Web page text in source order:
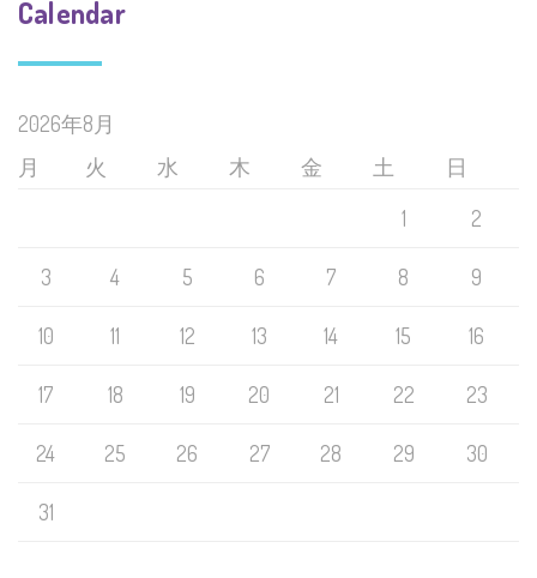
Calendar
2026年8月
月
火 水 木 金 土
日
1
2
3 4 5 6 7 8 9
10 11 12 13 14 15 16
17 18 19 20 21 22 23
24 25 26 27 28 29 30
31